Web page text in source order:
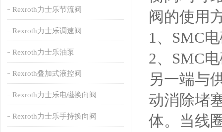
Rexroth力士乐节流阀
Rexroth力士乐调速阀
Rexroth力士乐油泵
Rexroth叠加式液控阀
Rexroth力士乐电磁换向阀
Rexroth力士乐手持换向阀
阀的使用
1、SMC
2、SMC
另一端与
动消除堵
体。当线